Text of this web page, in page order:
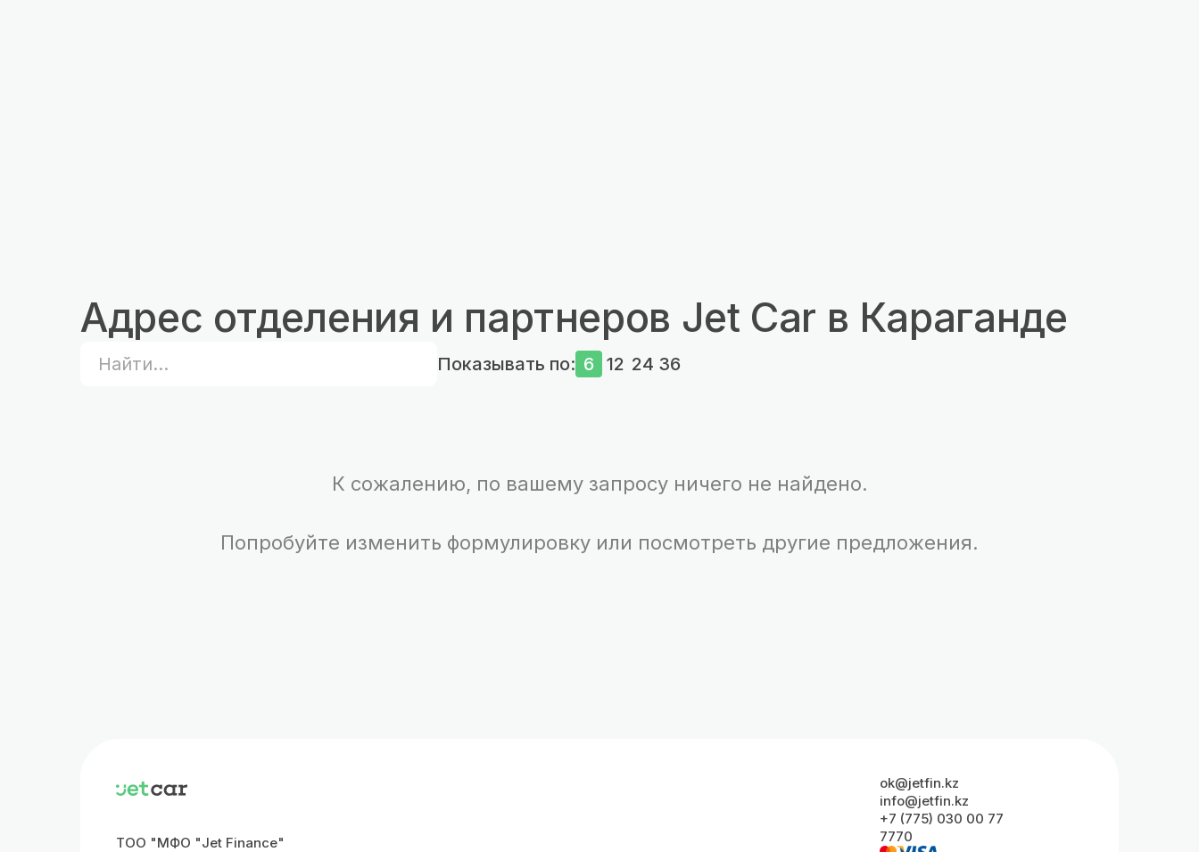
Адрес отделения и партнеров Jet Car в Караганде
Показывать по: 6 12 24 36
К сожалению, по вашему запросу ничего не найдено.
Попробуйте изменить формулировку или посмотреть другие предложения.
ok@jetfin.kz
info@jetfin.kz
+7 (775) 030 00 77
7770
ТОО "МФО "Jet Finance"